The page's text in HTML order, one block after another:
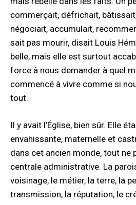
commerçait, défrichait,
négociait, accumulait,
sait pas mourir, disait Louis
belle, mais elle est surtout
force à nous demander à quel
commencé à vivre comme si
tout.
Il y avait l’Église, bien sûr. Elle
envahissante, maternelle et
dans cet ancien monde, tout ne
centrale administrative. La
voisinage, le métier, la terre, la
transmission, la réputation, le